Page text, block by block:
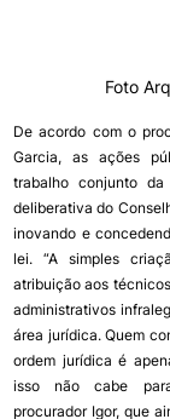
Foto
De acordo com o
Garcia, as ações
trabalho conjunto
deliberativa do
inovando e
lei. “A simples
atribuição aos
administrativos
área jurídica. Quem
ordem jurídica é
isso não cabe
procurador Igor, que